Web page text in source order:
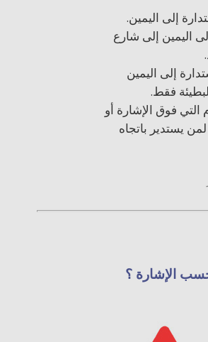
إلى اليمين.
اليمين إلى شارع
إلى اليمين
فقط.
التي فوق الإشارة أو
يستدير باتجاه
الإشارة ؟